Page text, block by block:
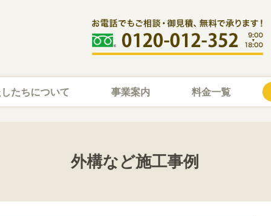
たちについて 事業案内 料金一覧
外構など施工事例